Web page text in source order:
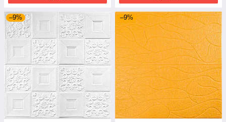
–9% –9%